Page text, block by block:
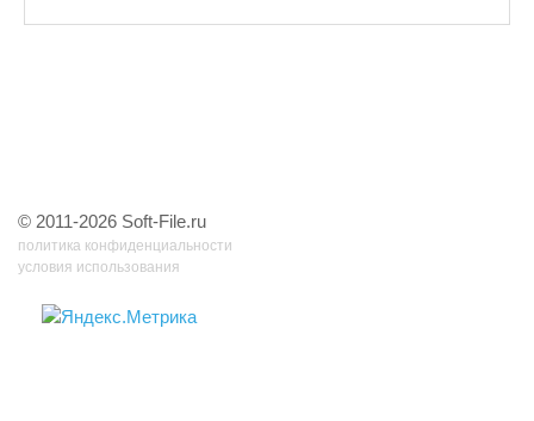
© 2011-2026 Soft-File.ru
политика конфиденциальности
условия использования